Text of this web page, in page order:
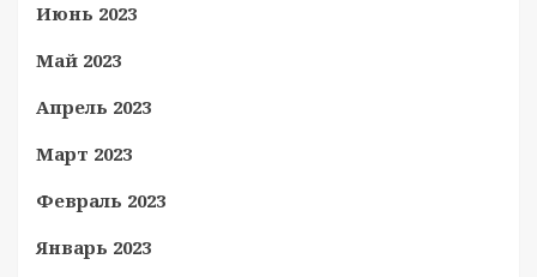
Июнь 2023
Май 2023
Апрель 2023
Март 2023
Февраль 2023
Январь 2023